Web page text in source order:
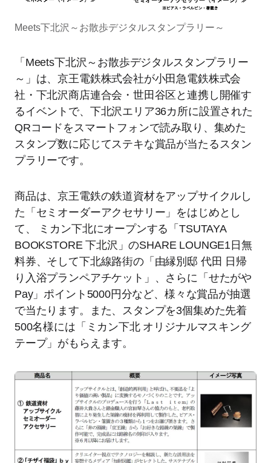
Meets下北沢～お散歩デジタルスタンプラリー～
「Meets下北沢～お散歩デジタルスタンプラリー
～」は、京王電鉄株式会社が小田急電鉄株式会
社・下北沢商店連合会・世田谷区と連携し開催す
るイベントで、下北沢エリア36カ所に設置された
QRコードをスマートフォンで読み取り、集めた
スタンプ数に応じてステキな賞品が当たるスタン
プラリーです。
商品は、京王電鉄の鉄道資材をアップサイクルし
た「セミオーダーアクセサリー」をはじめとし
て、 ミカン下北にオープンする「TSUTAYA
BOOKSTORE 下北沢」のSHARE LOUNGE1日無
料券、そして下北線路街の「由縁別邸 代田 日帰
り入浴プランペアチケット」、さらに「せたがや
Pay」ポイント5000円分など、様々な賞品が抽選
で当たります。また、スタンプを3個集めた先着
500名様には「ミカン下北 オリジナルマスキング
テープ」がもらえます。